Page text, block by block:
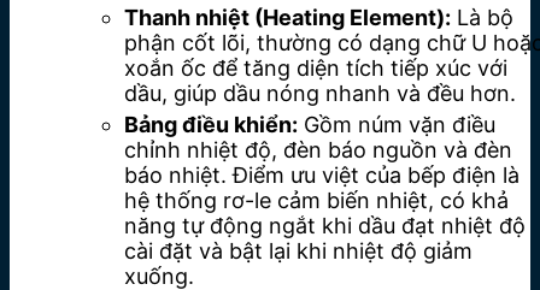
Thanh nhiệt (Heating Element): Là bộ
phận cốt lõi, thường có dạng chữ U
xoắn ốc để tăng diện tích tiếp xúc với
dầu, giúp dầu nóng nhanh và đều hơn.
Bảng điều khiển: Gồm núm vặn điều
chỉnh nhiệt độ, đèn báo nguồn và đèn
báo nhiệt. Điểm ưu việt của bếp điện là
hệ thống rơ-le cảm biến nhiệt, có khả
năng tự động ngắt khi dầu đạt nhiệt độ
cài đặt và bật lại khi nhiệt độ giảm
xuống.